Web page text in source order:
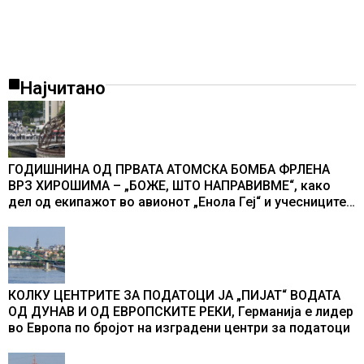
Најчитано
ГОДИШНИНА ОД ПРВАТА АТОМСКА БОМБА ФРЛЕНА
ВРЗ ХИРОШИМА – „БОЖЕ, ШТО НАПРАВИВМЕ“, како
дел од екипажот во авионот „Енола Геј“ и учесниците
промени текот на историјата
КОЛКУ ЦЕНТРИТЕ ЗА ПОДАТОЦИ ЈА „ПИЈАТ“ ВОДАТА
ОД ДУНАВ И ОД ЕВРОПСКИТЕ РЕКИ, Германија е лидер
во Европа по бројот на изградени центри за податоци